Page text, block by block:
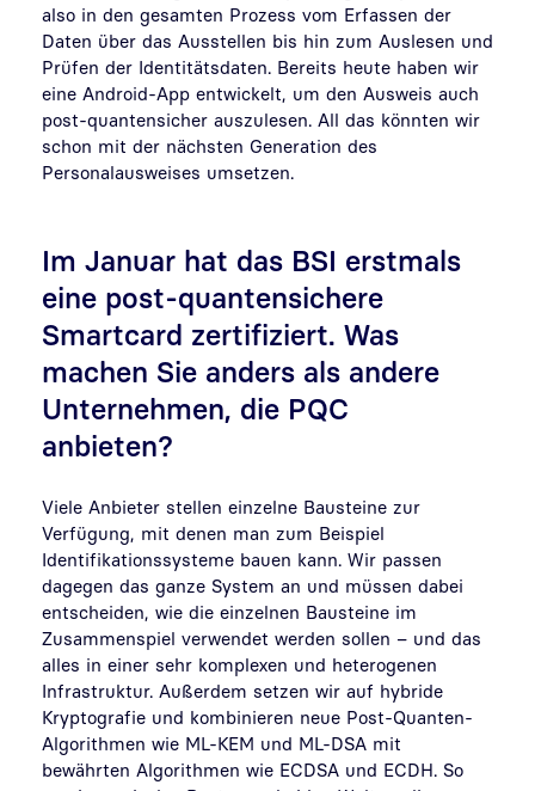
also in den gesamten Prozess vom Erfassen der
Daten über das Ausstellen bis hin zum Auslesen und
Prüfen der Identitätsdaten. Bereits heute haben wir
eine Android-App entwickelt, um den Ausweis auch
post-quantensicher auszulesen. All das könnten wir
schon mit der nächsten Generation des
Personalausweises umsetzen.
Im Januar hat das BSI erstmals
eine post-quantensichere
Smartcard zertifiziert. Was
machen Sie anders als andere
Unternehmen, die PQC
anbieten?
Viele Anbieter stellen einzelne Bausteine zur
Verfügung, mit denen man zum Beispiel
Identifikationssysteme bauen kann. Wir passen
dagegen das ganze System an und müssen dabei
entscheiden, wie die einzelnen Bausteine im
Zusammenspiel verwendet werden sollen – und das
alles in einer sehr komplexen und heterogenen
Infrastruktur. Außerdem setzen wir auf hybride
Kryptografie und kombinieren neue Post-Quanten-
Algorithmen wie ML-KEM und ML-DSA mit
bewährten Algorithmen wie ECDSA und ECDH. So